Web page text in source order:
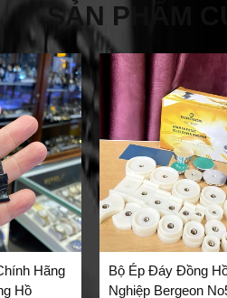
SẢN PHẨM
Hãng
Hồ
Bộ Ép Đáy Đồng
Nghiệp Bergeon